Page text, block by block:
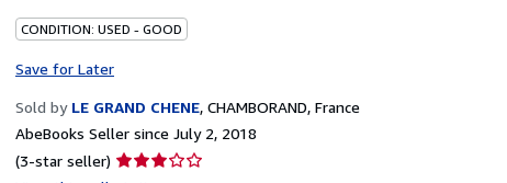
CONDITION: USED - GOOD
Save for Later
Sold by LE GRAND CHENE, CHAMBORAND, France
AbeBooks Seller since July 2, 2018
(3-star seller) Seller